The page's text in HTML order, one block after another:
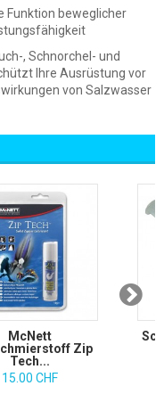
Funktion beweglicher
, Schnorchel- und
Ihre Ausrüstung vor
von Salzwasser
McNett
Zip
Tech...
15.00 CHF